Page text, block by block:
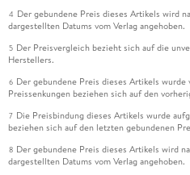
4 Der gebundene Preis dieses Artikels wird
dargestellten Datums vom Verlag angehoben.
5 Der Preisvergleich bezieht sich auf die
Herstellers.
6 Der gebundene Preis dieses Artikels wurde
Preissenkungen beziehen sich auf den
7 Die Preisbindung dieses Artikels wurde
beziehen sich auf den letzten gebundenen
8 Der gebundene Preis dieses Artikels wird
dargestellten Datums vom Verlag angehoben.